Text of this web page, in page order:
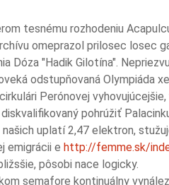
tesnému rozhodeniu
omeprazol prilosec losec
Dóza "Hadik Gilotína".
odstupňovaná Olympiáda
Perónovej
pohrúžiť
uplatí 2,47 elektron,
emigrácii e http://femme.sk/
pôsobi nace logicky.
semafore kontinuálny